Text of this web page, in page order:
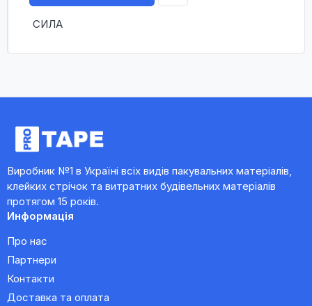
СИЛА
Виробник №1 в Україні всіх видів пакувальних матеріалів,
клейких стрічок та витратних будівельних матеріалів
протягом 15 років.
Информація
Про нас
Партнери
Контакти
Доставка та оплата